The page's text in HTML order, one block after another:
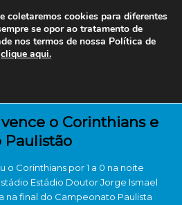
o Corinthians e
Paulistão
o Corinthianspor 1 a 0 na noite
Estádio Doutor Jorge Ismael
na final do Campeonato Paulista
coletaremos cookies para diferentes
se opor ao tratamento de
nos termos de nossa Política de
clique aqui.